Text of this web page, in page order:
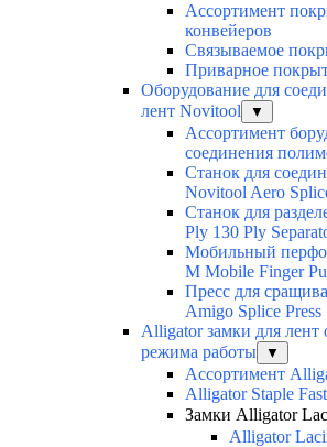
Ассортимент
конвейеров
Связываемое
Приварное
Оборудование для
лент Novitool
▼
Ассортимент
соединения
Станок для
Novitool Aero
Станок для
Ply 130 Ply
Мобильный
M Mobile Finger
Пресс для
Amigo Splice Press
Alligator замки для лент
режима работы
▼
Ассортимент
Alligator Staple
Замки Alligator
Alligator